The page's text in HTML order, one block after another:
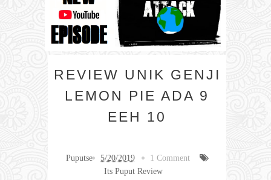
REVIEW UNIK GENJI
LEMON PIE ADA 9
EEH 10
Puputse 5/20/2019
1 Comment
Its Puput Review